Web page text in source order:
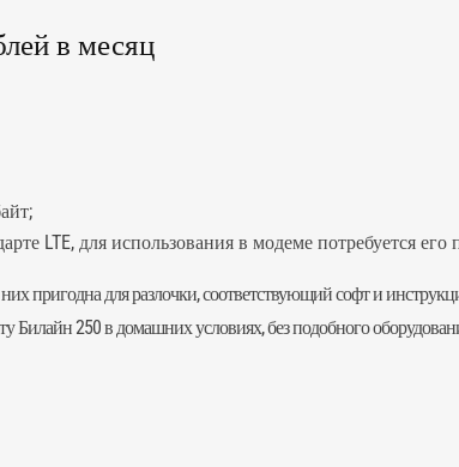
в месяц
LTE, для использования в модеме потребуется его
пригодна для разлочки, соответствующий софт и
Билайн 250 в домашних условиях, без подобного